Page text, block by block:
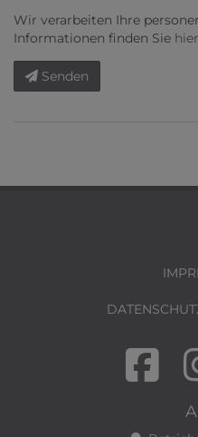
Wir verarbeiten Ihre
Informationen finden Sie hier
Senden